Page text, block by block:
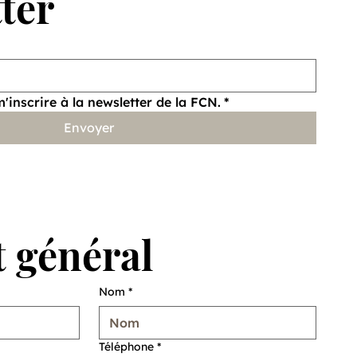
à la newsletter de la FCN. *
Envoyer
général
Nom *
Téléphone *